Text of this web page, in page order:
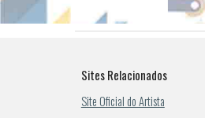
Sites Relacionados
Site Oficial do Artista